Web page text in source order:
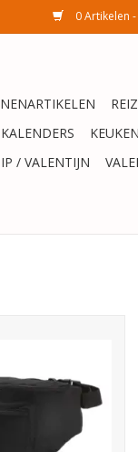
0 Artikelen
KALENDERS
/ VALENTIJN